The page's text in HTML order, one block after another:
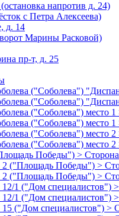
напротив д. 24)
с Петра Алексеева)
д. 14
Марины Расковой)
пр-т, д. 25
("Соболева")
("Соболева")
("Соболева") место
("Соболева") место
("Соболева") место
("Соболева") место
Победы") >
2 ("Площадь Победы") >
2 ("Площадь Победы") >
12/1 ("Дом специалистов")
12/1 ("Дом специалистов")
15 ("Дом специалистов") >